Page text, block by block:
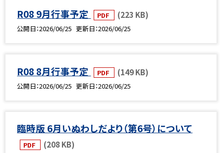
R08 9月行事予定 PDF (223 KB)
公開日 2026/06/25 更新日 2026/06/25
R08 8月行事予定 PDF (149 KB)
公開日 2026/06/25 更新日 2026/06/25
臨時版 6月いぬわしだより（第6号）について
PDF (208 KB)